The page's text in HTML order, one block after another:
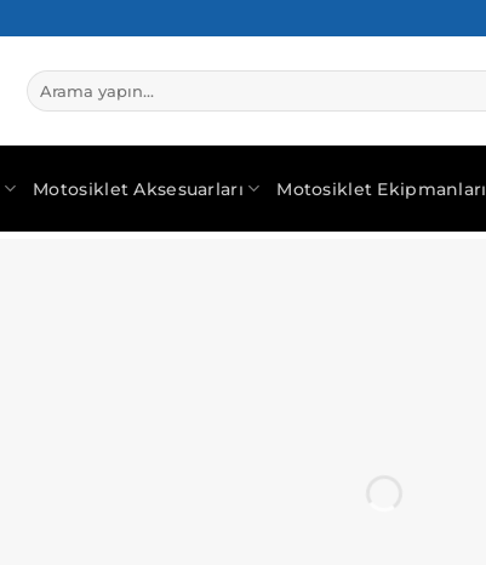
Ara:
Motosiklet Aksesuarları Motosiklet Ekipmanları